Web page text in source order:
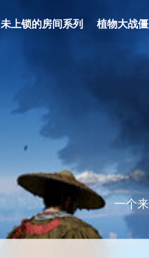
未上锁的房间系列 植物大战
一个